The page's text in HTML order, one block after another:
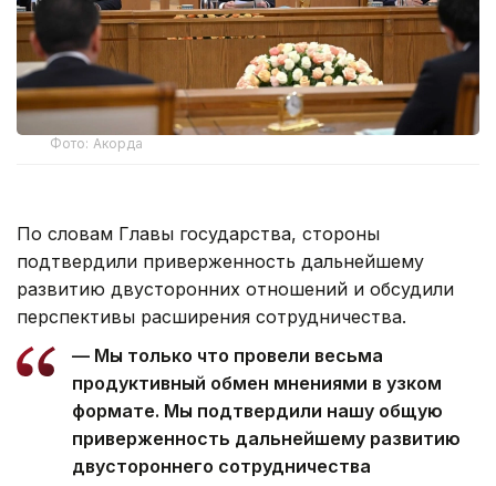
Фото: Акорда
По словам Главы государства, стороны
подтвердили приверженность дальнейшему
развитию двусторонних отношений и обсудили
перспективы расширения сотрудничества.
— Мы только что провели весьма
продуктивный обмен мнениями в узком
формате. Мы подтвердили нашу общую
приверженность дальнейшему развитию
двустороннего сотрудничества